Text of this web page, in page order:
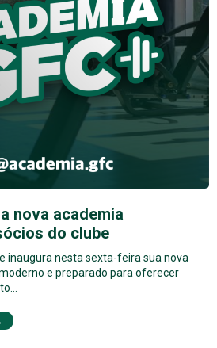
nova academia
do clube
inaugura nesta sexta-feira sua nova
e preparado para oferecer